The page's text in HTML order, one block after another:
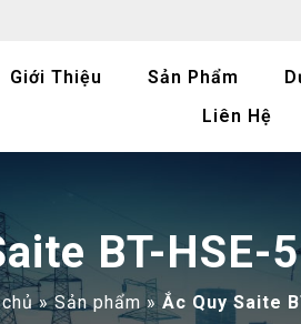
Giới Thiệu Sản Phẩm
Liên Hệ
BT-HSE-
»Sản phẩm» Ắc Quy Saite